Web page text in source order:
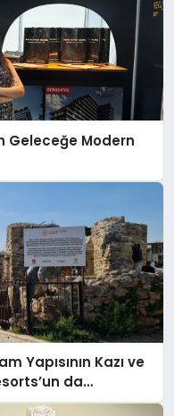
Geleceğe Modern
Yapısının Kazı ve
da